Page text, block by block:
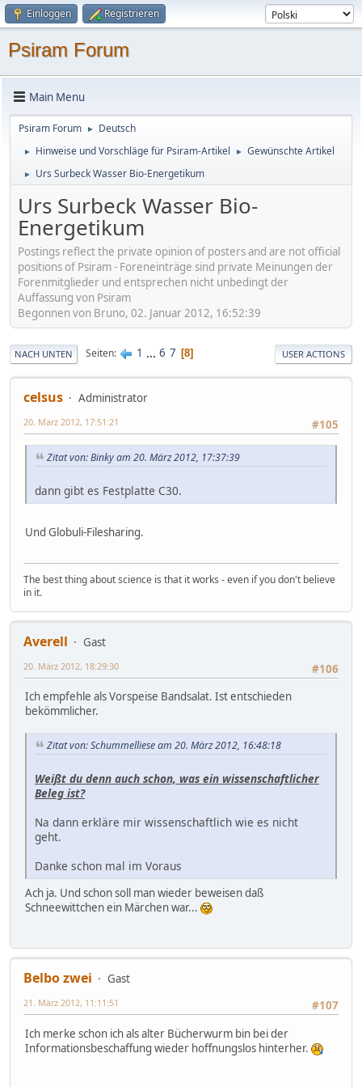
Einloggen Registrieren
Psiram Forum
Main Menu
Psiram Forum ► Deutsch
► Hinweise und Vorschläge für Psiram-Artikel ► Gewünschte Artikel
► Urs Surbeck Wasser Bio-Energetikum
Urs Surbeck Wasser Bio-
Energetikum
Postings reflect the private opinion of posters and are not official
positions of Psiram - Foreneinträge sind private Meinungen der
Forenmitglieder und entsprechen nicht unbedingt der
Auffassung von Psiram
Begonnen von Bruno, 02. Januar 2012, 16:52:39
NACH UNTEN Seiten 1 ... 6 7 8 USER ACTIONS
celsus
Administrator
#105
20. März 2012, 17:51:21
Zitat von: Binky am 20. März 2012, 17:37:39
dann gibt es Festplatte C30.
Und Globuli-Filesharing.
The best thing about science is that it works - even if you don't believe
in it.
Averell
Gast
#106
20. März 2012, 18:29:30
Ich empfehle als Vorspeise Bandsalat. Ist entschieden
bekömmlicher.
Zitat von: Schummelliese am 20. März 2012, 16:48:18
Weißt du denn auch schon, was ein wissenschaftlicher
Beleg ist?
Na dann erkläre mir wissenschaftlich wie es nicht
geht.
Danke schon mal im Voraus
Ach ja. Und schon soll man wieder beweisen daß
Schneewittchen ein Märchen war...
Belbo zwei
Gast
#107
21. März 2012, 11:11:51
Ich merke schon ich als alter Bücherwurm bin bei der
Informationsbeschaffung wieder hoffnungslos hinterher.